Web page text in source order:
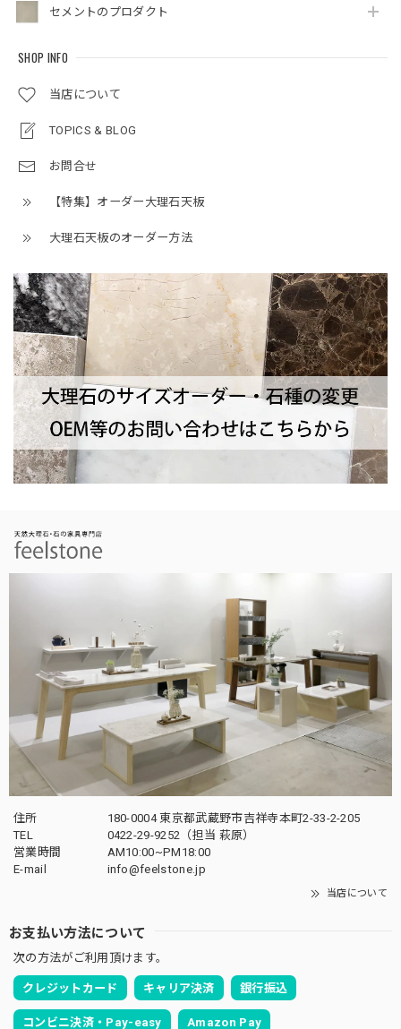
セメントのプロダクト
SHOP INFO
当店について
TOPICS & BLOG
お問合せ
【特集】オーダー大理石天板
大理石天板のオーダー方法
住所
180-0004 東京都武蔵野市吉祥寺本町2-33-2-205
TEL
0422-29-9252 （担当 萩原）
営業時間
AM10:00~PM18:00
E-mail
info@feelstone.jp
当店について
お支払い方法について
次の方法がご利用頂けます。
クレジットカード キャリア決済 銀行振込
コンビニ決済・Pay-easy Amazon Pay